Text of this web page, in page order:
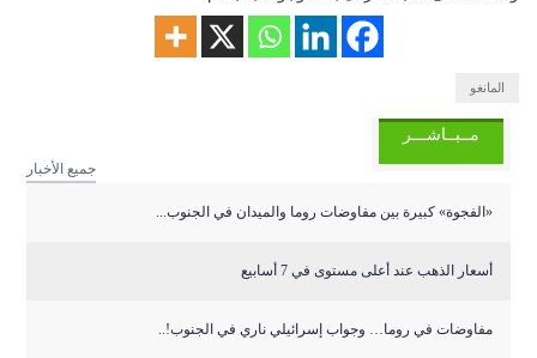
المانغو
مــبــاشـــر
جميع الأخبار
«الفجوة» كبيرة بين مفاوضات روما والميدان في الجنوب...
أسعار الذهب عند أعلى مستوى في 7 أسابيع
مفاوضات في روما… وجواب إسرائيلي ناري في الجنوب!..